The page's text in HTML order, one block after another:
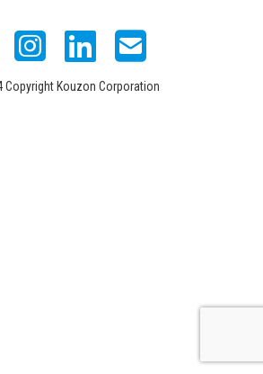
Kouzon Corporation